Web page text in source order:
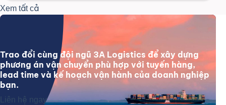
Xem tất cả
Trao đổi cùng đội ngũ 3A Logistics để xây dựng
phương án vận chuyển phù hợp với tuyến hàng,
lead time và kế hoạch vận hành của doanh nghiệp
bạn.
Liên hệ ngay